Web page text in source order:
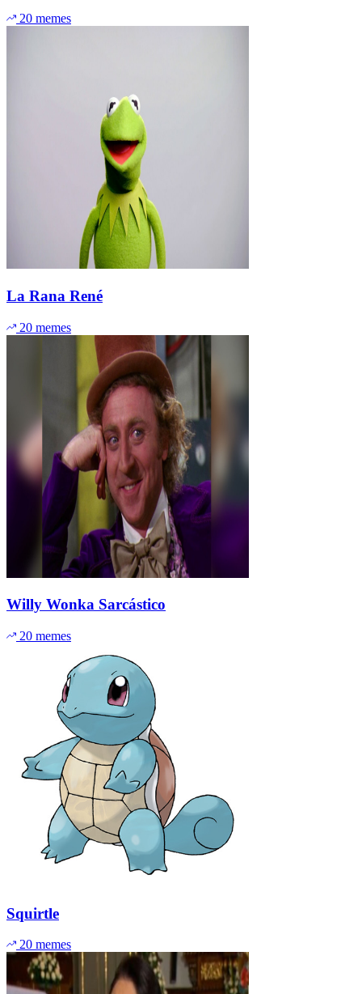
20 memes
La Rana René
20 memes
Willy Wonka Sarcástico
20 memes
Squirtle
20 memes